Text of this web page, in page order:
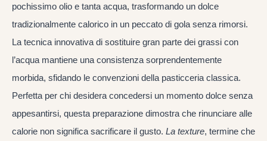
pochissimo olio e tanta acqua, trasformando un dolce
tradizionalmente calorico in un peccato di gola senza rimorsi.
La tecnica innovativa di sostituire gran parte dei grassi con
l’acqua mantiene una consistenza sorprendentemente
morbida, sfidando le convenzioni della pasticceria classica.
Perfetta per chi desidera concedersi un momento dolce senza
appesantirsi, questa preparazione dimostra che rinunciare alle
calorie non significa sacrificare il gusto. La texture, termine che